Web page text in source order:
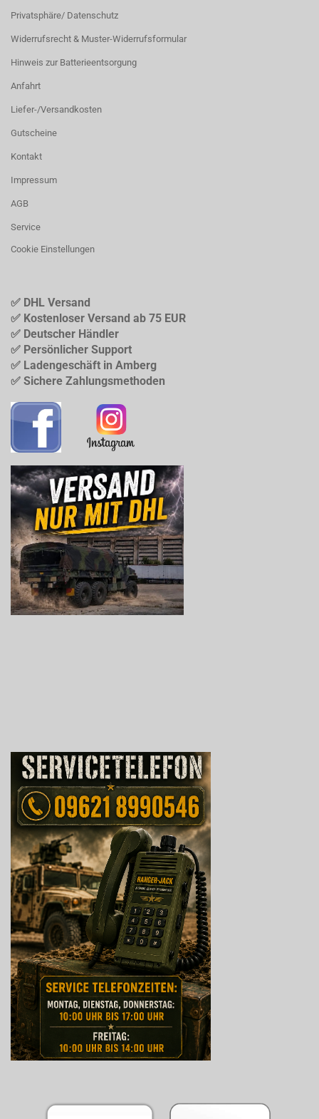
Privatsphäre/ Datenschutz
Widerrufsrecht & Muster-Widerrufsformular
Hinweis zur Batterieentsorgung
Anfahrt
Liefer-/Versandkosten
Gutscheine
Kontakt
Impressum
AGB
Service
Cookie Einstellungen
✅ DHL Versand
✅ Kostenloser Versand ab 75 EUR
✅ Deutscher Händler
✅ Persönlicher Support
✅ Ladengeschäft in Amberg
✅ Sichere Zahlungsmethoden